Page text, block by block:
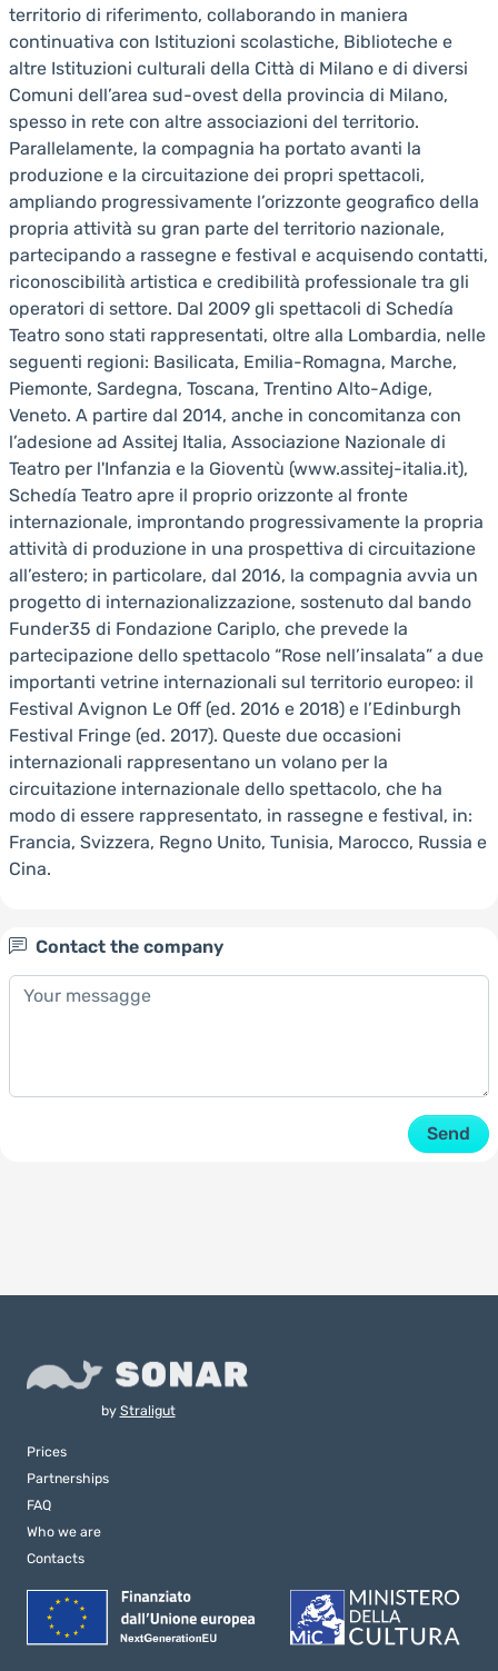
territorio di riferimento, collaborando in maniera
continuativa con Istituzioni scolastiche, Biblioteche e
altre Istituzioni culturali della Città di Milano e di diversi
Comuni dell’area sud-ovest della provincia di Milano,
spesso in rete con altre associazioni del territorio.
Parallelamente, la compagnia ha portato avanti la
produzione e la circuitazione dei propri spettacoli,
ampliando progressivamente l’orizzonte geografico della
propria attività su gran parte del territorio nazionale,
partecipando a rassegne e festival e acquisendo contatti,
riconoscibilità artistica e credibilità professionale tra gli
operatori di settore. Dal 2009 gli spettacoli di Schedía
Teatro sono stati rappresentati, oltre alla Lombardia, nelle
seguenti regioni: Basilicata, Emilia-Romagna, Marche,
Piemonte, Sardegna, Toscana, Trentino Alto-Adige,
Veneto. A partire dal 2014, anche in concomitanza con
l’adesione ad Assitej Italia, Associazione Nazionale di
Teatro per l'Infanzia e la Gioventù (www.assitej-italia.it),
Schedía Teatro apre il proprio orizzonte al fronte
internazionale, improntando progressivamente la propria
attività di produzione in una prospettiva di circuitazione
all’estero; in particolare, dal 2016, la compagnia avvia un
progetto di internazionalizzazione, sostenuto dal bando
Funder35 di Fondazione Cariplo, che prevede la
partecipazione dello spettacolo “Rose nell’insalata” a due
importanti vetrine internazionali sul territorio europeo: il
Festival Avignon Le Off (ed. 2016 e 2018) e l’Edinburgh
Festival Fringe (ed. 2017). Queste due occasioni
internazionali rappresentano un volano per la
circuitazione internazionale dello spettacolo, che ha
modo di essere rappresentato, in rassegne e festival, in:
Francia, Svizzera, Regno Unito, Tunisia, Marocco, Russia e
Cina.
Contact the company
Send
by Straligut
Prices
Partnerships
FAQ
Who we are
Contacts